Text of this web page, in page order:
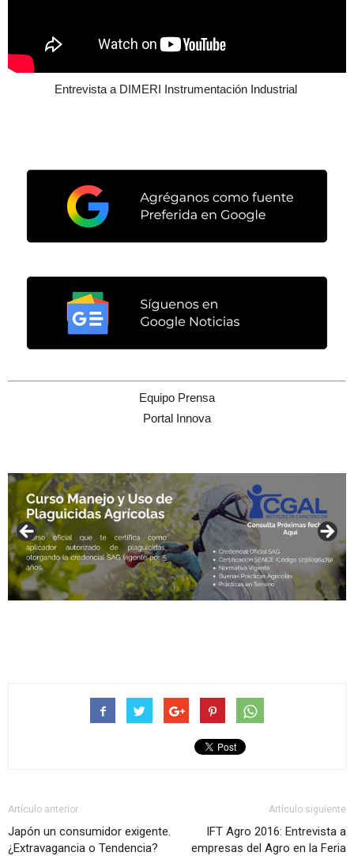
Entrevista a DIMERI Instrumentación Industrial
Equipo Prensa
Portal Innova
Artículo anterior
Japón un consumidor exigente.
¿Extravagancia o Tendencia?
Artículo siguiente
IFT Agro 2016: Entrevista a
empresas del Agro en la Feria